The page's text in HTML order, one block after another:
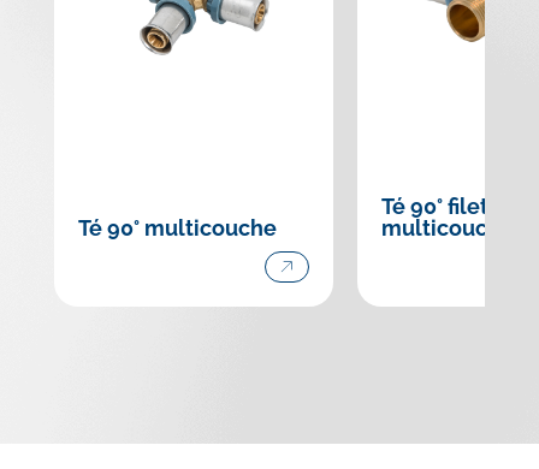
Té 90° multicouche
Té 90° fileté
multicouche